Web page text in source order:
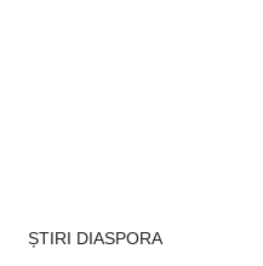
ȘTIRI DIASPORA